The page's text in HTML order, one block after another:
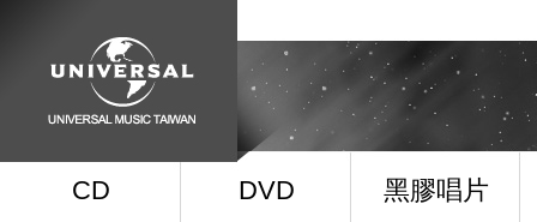
CD DVD 黑膠唱片